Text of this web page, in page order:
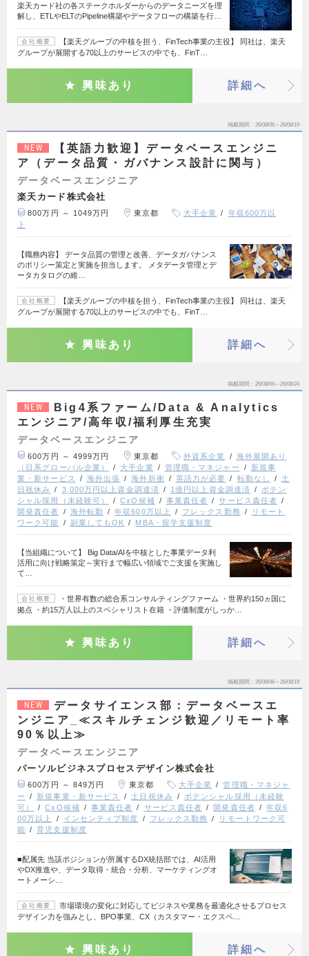
楽天カード社の各ステークホルダーからのデータニーズを理
解し、ETLやELTのPipeline構築やデータフローの構築を行…
会社概要
【楽天グループの中核を担う、FinTech事業の主役】 同社は、楽天
グループが展開する70以上のサービスの中でも、FinT…
興味あり 詳細へ
掲載期間 26/08/06～26/08/19
NEW
【英語力歓迎】データベースエンジニ
ア（データ品質・ガバナンス設計に関与）
データベースエンジニア
楽天カード株式会社
800万円 ～ 1049万円 東京都 大手企業
年収600万以
上
【職務内容】 データ品質の管理と改善、データガバナンス
のポリシー策定と実施を担当します。 メタデータ管理とデ
ータカタログの維…
会社概要
【楽天グループの中核を担う、FinTech事業の主役】 同社は、楽天
グループが展開する70以上のサービスの中でも、FinT…
興味あり 詳細へ
掲載期間 26/08/06～26/08/24
NEW
Big4系ファーム/Data & Analytics
エンジニア/高年収/福利厚生充実
データベースエンジニア
600万円 ～ 4999万円 東京都 外資系企業
海外展開あり
（日系グローバル企業）
大手企業 管理職・マネジャー
新規事
業・新サービス
海外出張 海外折衝 英語力が必要 転勤なし
土
日祝休み
3,000万円以上資金調達済 1億円以上資金調達済
ポテン
シャル採用（未経験可）
CxO候補 事業責任者
サービス責任者
開発責任者
海外転勤 年収600万以上 フレックス勤務
リモート
ワーク可能
副業してもOK MBA・留学支援制度
【当組織について】 Big Data/AIを中核とした事業データ利
活用に向け戦略策定～実行まで幅広い領域でご支援を実施し
て…
会社概要
・世界有数の総合系コンサルティングファーム ・世界約150ヵ国に
拠点 ・約15万人以上のスペシャリスト在籍 ・評価制度がしっか…
興味あり 詳細へ
掲載期間 26/08/06～26/08/19
NEW
データサイエンス部：データベースエ
ンジニア_≪スキルチェンジ歓迎／リモート率
90％以上≫
データベースエンジニア
パーソルビジネスプロセスデザイン株式会社
600万円 ～ 849万円 東京都 大手企業
管理職・マネジャ
ー
新規事業・新サービス 土日祝休み
ポテンシャル採用（未経験
可）
CxO候補 事業責任者 サービス責任者 開発責任者
年収6
00万以上
インセンティブ制度 フレックス勤務
リモートワーク可
能
育児支援制度
■配属先 当該ポジションが所属するDX統括部では、AI活用
やDX推進や、データ取得・統合・分析、マーケティングオ
ートメーシ…
会社概要
市場環境の変化に対応してビジネスや業務を最適化させるプロセス
デザイン力を強みとし、BPO事業、CX（カスタマー・エクスペ…
興味あり 詳細へ